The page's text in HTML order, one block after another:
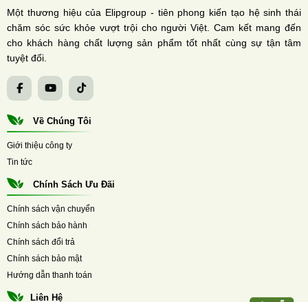
Một thương hiệu của Elipgroup - tiên phong kiến tạo hệ sinh thái
chăm sóc sức khỏe vượt trội cho người Việt. Cam kết mang đến
cho khách hàng chất lượng sản phẩm tốt nhất cùng sự tận tâm
tuyệt đối.
Về Chúng Tôi
Giới thiệu công ty
Tin tức
Chính Sách Ưu Đãi
Chính sách vận chuyển
Chính sách bảo hành
Chính sách đổi trả
Chính sách bảo mật
Hướng dẫn thanh toán
Liên Hệ